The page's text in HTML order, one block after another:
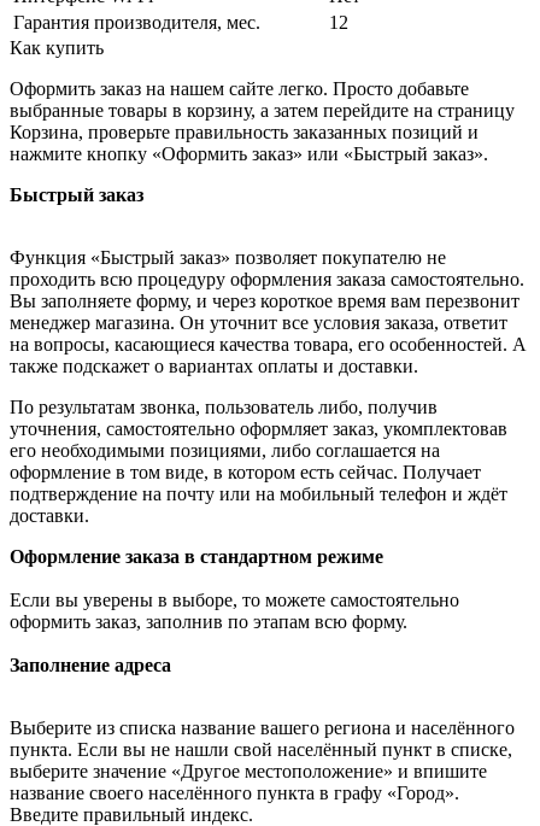
Гарантия производителя, мес.
12
Как купить
Оформить заказ на нашем сайте легко. Просто добавьте
выбранные товары в корзину, а затем перейдите на страницу
Корзина, проверьте правильность заказанных позиций и
нажмите кнопку «Оформить заказ» или «Быстрый заказ».
Быстрый заказ
Функция «Быстрый заказ» позволяет покупателю не
проходить всю процедуру оформления заказа самостоятельно.
Вы заполняете форму, и через короткое время вам перезвонит
менеджер магазина. Он уточнит все условия заказа, ответит
на вопросы, касающиеся качества товара, его особенностей. А
также подскажет о вариантах оплаты и доставки.
По результатам звонка, пользователь либо, получив
уточнения, самостоятельно оформляет заказ, укомплектовав
его необходимыми позициями, либо соглашается на
оформление в том виде, в котором есть сейчас. Получает
подтверждение на почту или на мобильный телефон и ждёт
доставки.
Оформление заказа в стандартном режиме
Если вы уверены в выборе, то можете самостоятельно
оформить заказ, заполнив по этапам всю форму.
Заполнение адреса
Выберите из списка название вашего региона и населённого
пункта. Если вы не нашли свой населённый пункт в списке,
выберите значение «Другое местоположение» и впишите
название своего населённого пункта в графу «Город».
Введите правильный индекс.